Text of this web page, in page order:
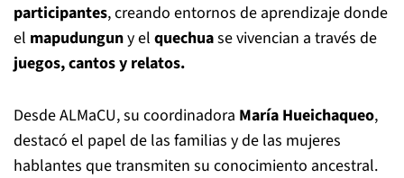
participantes, creando entornos de aprendizaje donde
el mapudunguny el quechuase vivencian a través de
juegos, cantos y relatos.
Desde ALMaCU, su coordinadora María Hueichaqueo,
destacó el papel de las familias y de las mujeres
hablantes que transmiten su conocimiento ancestral.